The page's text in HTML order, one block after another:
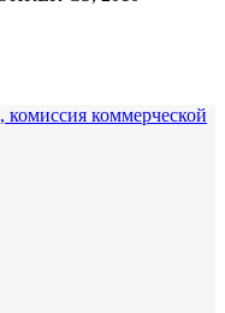
коммерческой